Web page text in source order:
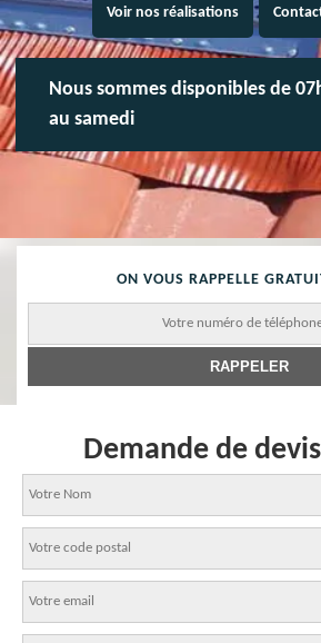
Voir nos réalisations
Nous sommes disponibles de
au samedi
ON VOUS RAPPELLE
Demande de